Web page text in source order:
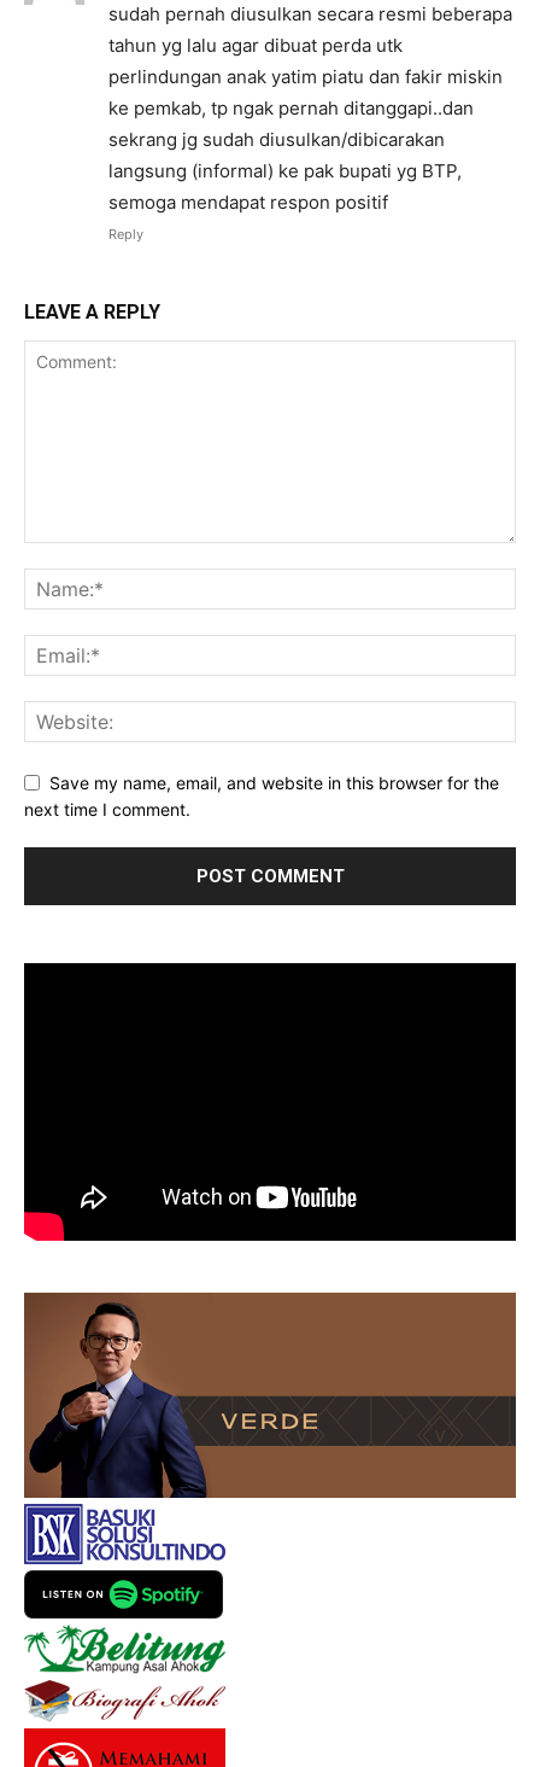
sudah pernah diusulkan secara resmi beberapa
tahun yg lalu agar dibuat perda utk
perlindungan anak yatim piatu dan fakir miskin
ke pemkab, tp ngak pernah ditanggapi..dan
sekrang jg sudah diusulkan/dibicarakan
langsung (informal) ke pak bupati yg BTP,
semoga mendapat respon positif
Reply
LEAVE A REPLY
Save my name, email, and website in this browser for the
next time I comment.